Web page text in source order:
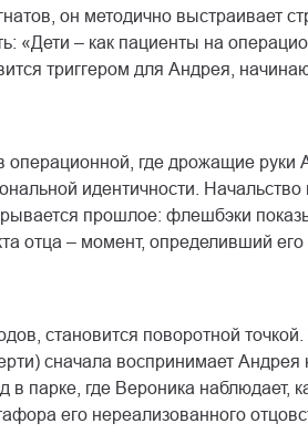
он методично выстраивает
«Дети – как пациенты на
триггером для Андрея,
операционной, где дрожащие руки
идентичности. Начальство
прошлое: флешбэки
отца – момент, определивший
становится поворотной
сначала воспринимает Андрея
парке, где Вероника наблюдает,
его нереализованного